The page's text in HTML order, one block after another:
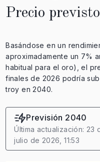
Precio
Basándose en un
aproximadamente un 7%
habitual para el oro), el
finales de 2026 podría
troy en 2040.
Previsión 2040
Última actualización: 23
julio de 2026, 11:53